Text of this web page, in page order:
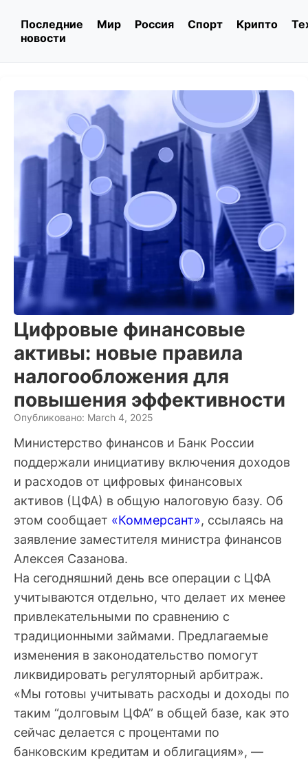
Последние
новости
Мир Россия Спорт Крипто
Цифровые финансовые
активы: новые правила
налогообложения для
повышения эффективности
Опубликовано: March 4, 2025
Министерство финансов и Банк России
поддержали инициативу включения доходов
и расходов от цифровых финансовых
активов (ЦФА) в общую налоговую базу. Об
этом сообщает «Коммерсант», ссылаясь на
заявление заместителя министра финансов
Алексея Сазанова.
На сегодняшний день все операции с ЦФА
учитываются отдельно, что делает их менее
привлекательными по сравнению с
традиционными займами. Предлагаемые
изменения в законодательство помогут
ликвидировать регуляторный арбитраж.
«Мы готовы учитывать расходы и доходы по
таким “долговым ЦФА” в общей базе, как это
сейчас делается с процентами по
банковским кредитам и облигациям», —